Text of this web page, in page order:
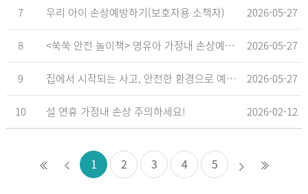
7 우리 아이 손상예방하기(보호자용 소책자) 2026-05-27
8 <쑥쑥 안전 놀이책> 영유아 가정내 손상예방_영유아 놀이형 교육 교재 2026-05-27
9 집에서 시작되는 사고, 안전한 환경으로 예방해요 2026-05-27
10 설 연휴 가정내 손상 주의하세요! 2026-02-12
1 2 3 4 5